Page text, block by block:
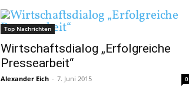
Top Nachrichten
Wirtschaftsdialog „Erfolgreiche
Pressearbeit“
Alexander Eich - 7. Juni 2015 0